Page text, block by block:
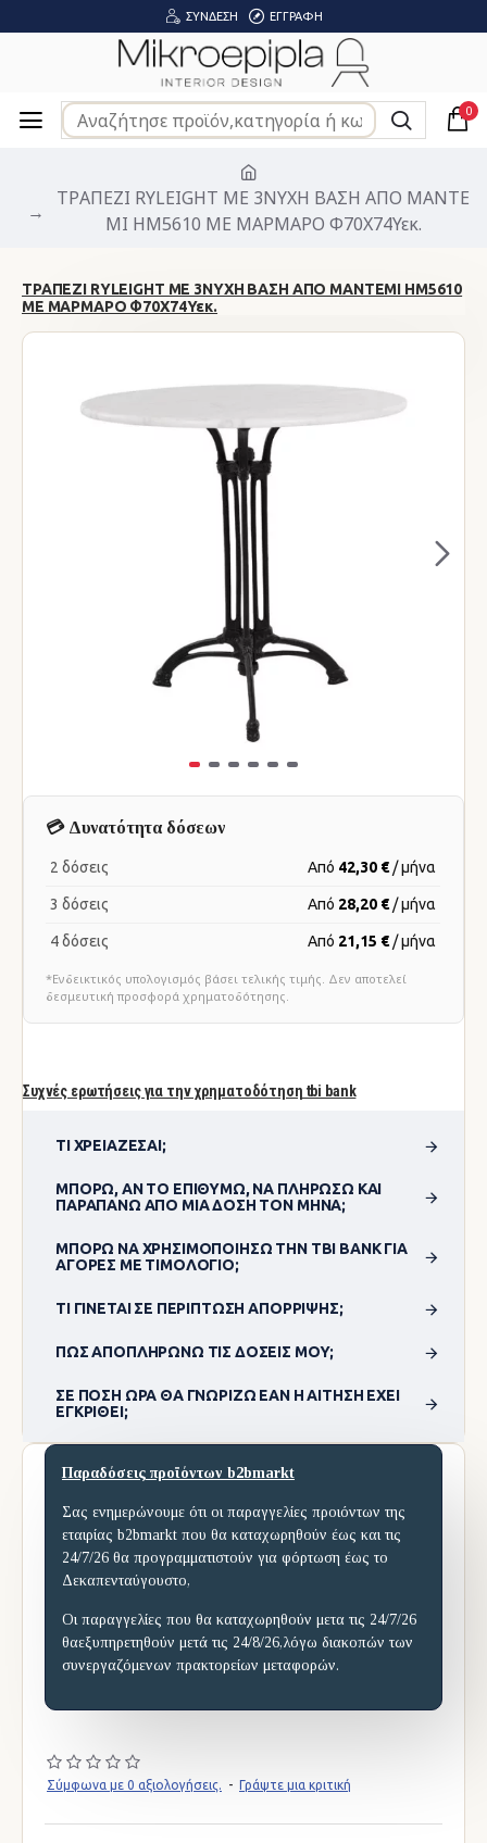
ΣΎΝΔΕΣΗ ΕΓΓΡΑΦΉ
0
ΤΡΑΠΕΖΙ RYLEIGHT ΜΕ 3ΝΥΧΗ ΒΑΣΗ ΑΠΟ ΜΑΝΤΕ
ΜΙ HM5610 ΜΕ ΜΑΡΜΑΡΟ Φ70Χ74Υεκ.
ΤΡΑΠΕΖΙ RYLEIGHT ΜΕ 3ΝΥΧΗ ΒΑΣΗ ΑΠΟ ΜΑΝΤΕΜΙ HM5610
ΜΕ ΜΑΡΜΑΡΟ Φ70Χ74Υεκ.
Συχνές ερωτήσεις για την χρηματοδότηση tbi bank
ΤΙ ΧΡΕΙΆΖΕΣΑΙ;
ΜΠΟΡΏ, ΑΝ ΤΟ ΕΠΙΘΥΜΏ, ΝΑ ΠΛΗΡΏΣΩ ΚΑΙ
ΠΑΡΑΠΆΝΩ ΑΠΌ ΜΊΑ ΔΌΣΗ ΤΟΝ ΜΉΝΑ;
ΜΠΟΡΏ ΝΑ ΧΡΗΣΙΜΟΠΟΊΗΣΩ ΤΗΝ TBI BANK ΓΙΑ
ΑΓΟΡΈΣ ΜΕ ΤΙΜΟΛΌΓΙΟ;
ΤΙ ΓΊΝΕΤΑΙ ΣΕ ΠΕΡΊΠΤΩΣΗ ΑΠΌΡΡΙΨΗΣ;
ΠΏΣ ΑΠΟΠΛΗΡΏΝΩ ΤΙΣ ΔΌΣΕΙΣ ΜΟΥ;
ΣΕ ΠΌΣΗ ΏΡΑ ΘΑ ΓΝΩΡΊΖΩ ΕΆΝ Η ΑΊΤΗΣΗ ΈΧΕΙ
ΕΓΚΡΙΘΕΊ;
💳 Δυνατότητα δόσεων
2 δόσεις Από 42,30 € / μήνα
3 δόσεις Από 28,20 € / μήνα
4 δόσεις Από 21,15 € / μήνα
*Ενδεικτικός υπολογισμός βάσει τελικής τιμής. Δεν αποτελεί
δεσμευτική προσφορά χρηματοδότησης.
Παραδόσεις προϊόντων b2bmarkt
Σας ενημερώνουμε ότι οι παραγγελίες προιόντων της
εταιρίας b2bmarkt που θα καταχωρηθούν έως και τις
24/7/26 θα προγραμματιστούν για φόρτωση έως το
Δεκαπενταύγουστο,
Οι παραγγελίες που θα καταχωρηθούν μετα τις 24/7/26
θαεξυπηρετηθούν μετά τις 24/8/26,λόγω διακοπών των
συνεργαζόμενων πρακτορείων μεταφορών.
Σύμφωνα με 0 αξιολογήσεις. - Γράψτε μια κριτική